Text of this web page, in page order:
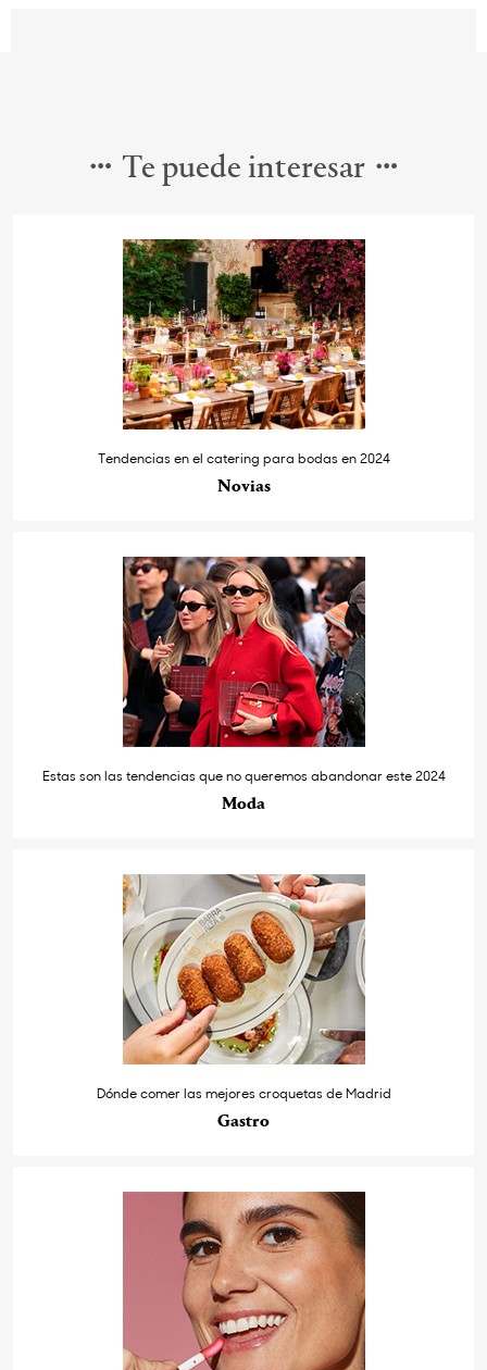
Te puede interesar
Tendencias en el catering para bodas en 2024
Novias
Estas son las tendencias que no queremos abandonar este 2024
Moda
Dónde comer las mejores croquetas de Madrid
Gastro